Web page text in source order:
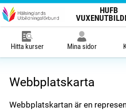
HUFB
Hitta kurser Mina sidor
Webbplatskarta
Webbplatskartan är en